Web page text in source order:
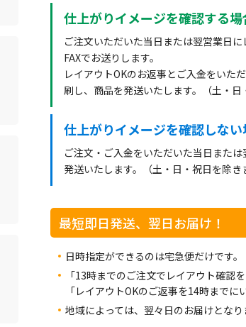
仕上がりイメージを確認する場
ご注文いただいた当日または翌営業日
FAXでお送りします。
レイアウトOKのお返事とご入金をいた
刷し、商品を発送いたします。（土・日
仕上がりイメージを確認しない
ご注文・ご入金をいただいた当日また
発送いたします。（土・日・祝日を除き
最短即日発送、翌日お届け！
日時指定ができるのは宅急便だけです。
「13時までのご注文でレイアウト確認
「レイアウトOKのご返事を14時までに
地域によっては、翌々日のお届けとなり